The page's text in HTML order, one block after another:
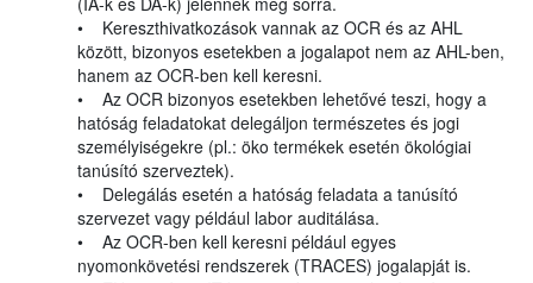
• Kereszthivatkozások vannak az OCR és az AHL
között, bizonyos esetekben a jogalapot nem az AHL-ben,
hanem az OCR-ben kell keresni.
• Az OCR bizonyos esetekben lehetővé teszi, hogy a
hatóság feladatokat delegáljon természetes és jogi
személyiségekre (pl.: öko termékek esetén ökológiai
tanúsító szerveztek).
• Delegálás esetén a hatóság feladata a tanúsító
szervezet vagy például labor auditálása.
• Az OCR-ben kell keresni például egyes
nyomonkövetési rendszerek (TRACES) jogalapját is.